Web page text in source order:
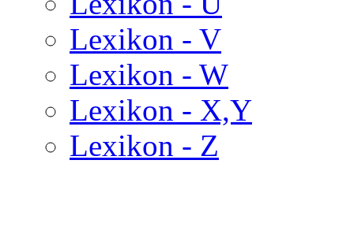
Lexikon - V
Lexikon - W
Lexikon - X,Y
Lexikon - Z